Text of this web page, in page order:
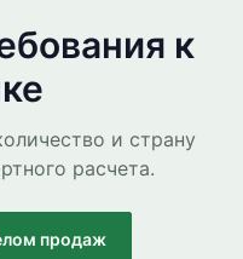
к
и страну
расчета.
продаж